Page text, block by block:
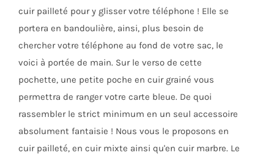
cuir pailleté pour y glisser votre téléphone ! Elle se
portera en bandoulière, ainsi, plus besoin de
chercher votre téléphone au fond de votre sac, le
voici à portée de main. Sur le verso de cette
pochette, une petite poche en cuir grainé vous
permettra de ranger votre carte bleue. De quoi
rassembler le strict minimum en un seul accessoire
absolument fantaisie ! Nous vous le proposons en
cuir pailleté, en cuir mixte ainsi qu'en cuir marbre. Le